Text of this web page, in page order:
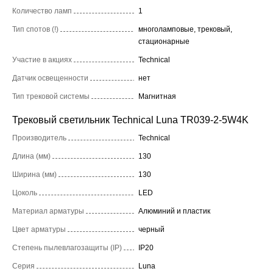
Количество ламп 1
Тип спотов (!)
многоламповые, трековый,
стационарные
Участие в акциях Technical
Датчик освещенности нет
Тип трековой системы Магнитная
Трековый светильник Technical Luna TR039-2-5W4K
Производитель Technical
Длина (мм) 130
Ширина (мм) 130
Цоколь LED
Материал арматуры Алюминий и пластик
Цвет арматуры черный
Степень пылевлагозащиты (IP) IP20
Серия Luna